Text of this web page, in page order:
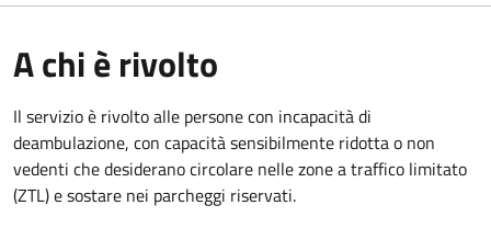
A chi è rivolto
Il servizio è rivolto alle persone con incapacità di
deambulazione, con capacità sensibilmente ridotta o non
vedenti che desiderano circolare nelle zone a traffico limitato
(ZTL) e sostare nei parcheggi riservati.